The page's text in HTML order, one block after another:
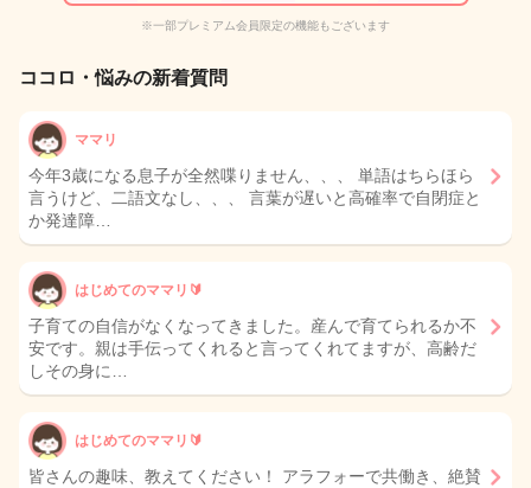
※一部プレミアム会員限定の機能もございます
ココロ・悩みの新着質問
ママリ
今年3歳になる息子が全然喋りません、、、 単語はちらほら
言うけど、二語文なし、、、 言葉が遅いと高確率で自閉症と
か発達障…
はじめてのママリ🔰
子育ての自信がなくなってきました。産んで育てられるか不
安です。親は手伝ってくれると言ってくれてますが、高齢だ
しその身に…
はじめてのママリ🔰
皆さんの趣味、教えてください！ アラフォーで共働き、絶賛